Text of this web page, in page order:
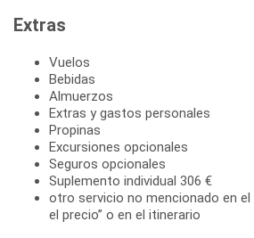
Extras
Vuelos
Bebidas
Almuerzos
Extras y gastos personales
Propinas
Excursiones opcionales
Seguros opcionales
Suplemento individual 306 €
otro servicio no mencionado en el
el precio” o en el itinerario